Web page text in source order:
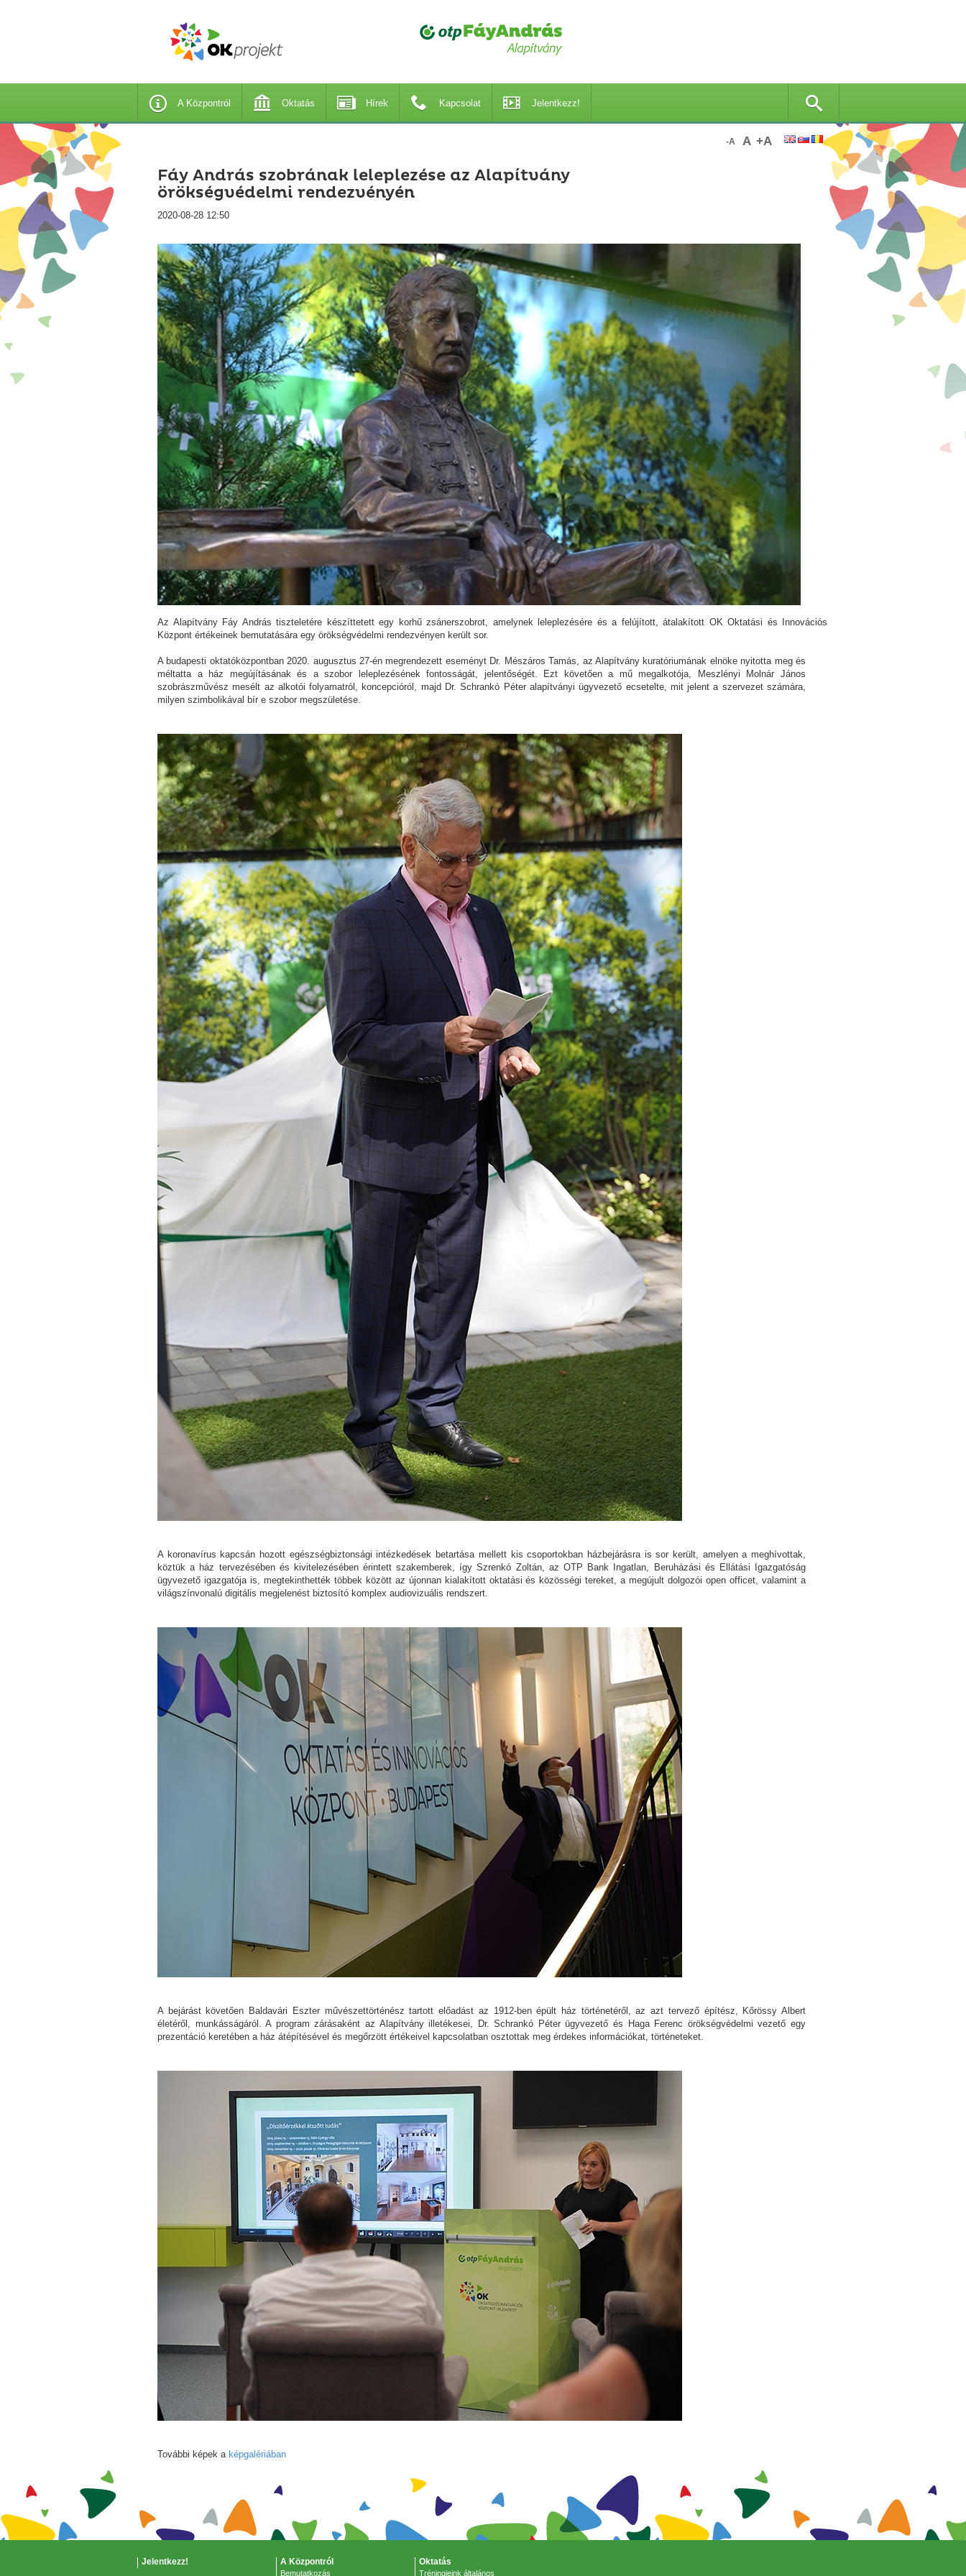
A Központról Oktatás Hírek Kapcsolat Jelentkezz!
-A A +A
Fáy András szobrának leleplezése az Alapítvány
örökségvédelmi rendezvényén
2020-08-28 12:50
Az Alapítvány Fáy András tiszteletére készíttetett egy korhű zsánerszobrot, amelynek leleplezésére és a felújított, átalakított OK Oktatási és Innovációs
Központ értékeinek bemutatására egy örökségvédelmi rendezvényen került sor.
A budapesti oktatóközpontban 2020. augusztus 27-én megrendezett eseményt Dr. Mészáros Tamás, az Alapítvány kuratóriumának elnöke nyitotta meg és
méltatta a ház megújításának és a szobor leleplezésének fontosságát, jelentőségét. Ezt követően a mű megalkotója, Meszlényi Molnár János
szobrászművész mesélt az alkotói folyamatról, koncepcióról, majd Dr. Schrankó Péter alapítványi ügyvezető ecsetelte, mit jelent a szervezet számára,
milyen szimbolikával bír e szobor megszületése.
A koronavírus kapcsán hozott egészségbiztonsági intézkedések betartása mellett kis csoportokban házbejárásra is sor került, amelyen a meghívottak,
köztük a ház tervezésében és kivitelezésében érintett szakemberek, így Szrenkó Zoltán, az OTP Bank Ingatlan, Beruházási és Ellátási Igazgatóság
ügyvezető igazgatója is, megtekinthették többek között az újonnan kialakított oktatási és közösségi tereket, a megújult dolgozói open officet, valamint a
világszínvonalú digitális megjelenést biztosító komplex audiovizuális rendszert.
A bejárást követően Baldavári Eszter művészettörténész tartott előadást az 1912-ben épült ház történetéről, az azt tervező építész, Kőrössy Albert
életéről, munkásságáról. A program zárásaként az Alapítvány illetékesei, Dr. Schrankó Péter ügyvezető és Haga Ferenc örökségvédelmi vezető egy
prezentáció keretében a ház átépítésével és megőrzött értékeivel kapcsolatban osztottak meg érdekes információkat, történeteket.
További képek a képgalériában
Jelentkezz! A Központról
Bemutatkozás
Oktatás
Tréningjeink általános